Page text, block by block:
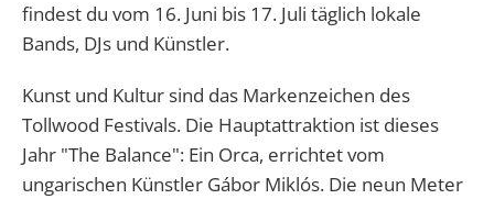
findest du vom 16. Juni bis 17. Juli täglich lokale
Bands, DJs und Künstler.
Kunst und Kultur sind das Markenzeichen des
Tollwood Festivals. Die Hauptattraktion ist dieses
Jahr "The Balance": Ein Orca, errichtet vom
ungarischen Künstler Gábor Miklós. Die neun Meter